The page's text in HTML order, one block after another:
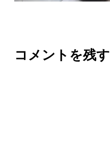
コメントを残す